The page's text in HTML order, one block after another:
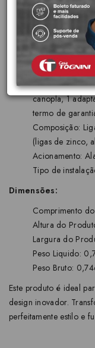
Características
Acabamento:
Cor: Cromado
Tecnologias:
Bitola: 3/4"-DN
Conteúdo da
canopla, 1
termo de
Composição:
(ligas de zinco,
Acionamento:
Tipo de
Dimensões:
Comprimento
Altura do
Largura do
Peso Liquido:
Peso Bruto:
Este produto é ideal
design inovador.
perfeitamente estilo e